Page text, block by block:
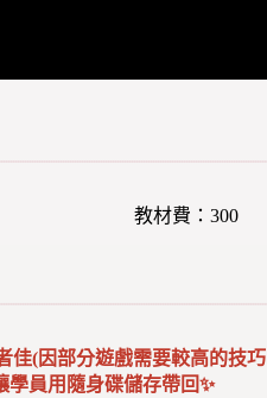
教材費：300
佳(因部分遊戲需要較高的技
學員用隨身碟儲存帶回✨